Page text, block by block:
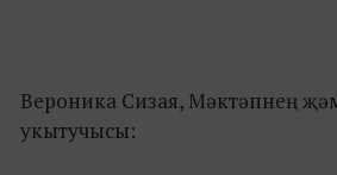
Вероника Сизая, Мәктәпнең
укытучысы: